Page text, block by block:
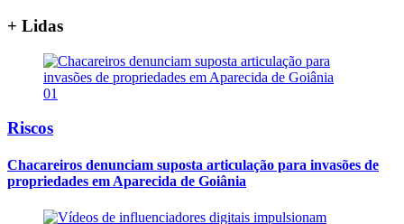
+ Lidas
01
Riscos
Chacareiros denunciam suposta articulação para invasões de
propriedades em Aparecida de Goiânia